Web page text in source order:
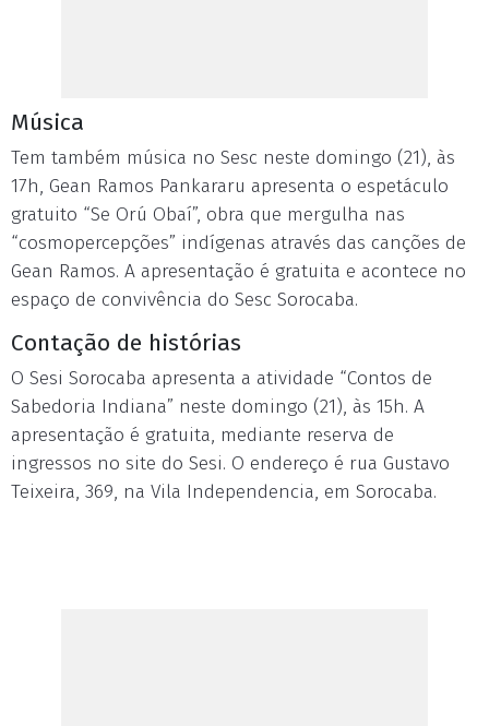
Música
Tem também música no Sesc neste domingo (21), às
17h, Gean Ramos Pankararu apresenta o espetáculo
gratuito “Se Orú Obaí”, obra que mergulha nas
“cosmopercepções” indígenas através das canções de
Gean Ramos. A apresentação é gratuita e acontece no
espaço de convivência do Sesc Sorocaba.
Contação de histórias
O Sesi Sorocaba apresenta a atividade “Contos de
Sabedoria Indiana” neste domingo (21), às 15h. A
apresentação é gratuita, mediante reserva de
ingressos no site do Sesi. O endereço é rua Gustavo
Teixeira, 369, na Vila Independencia, em Sorocaba.